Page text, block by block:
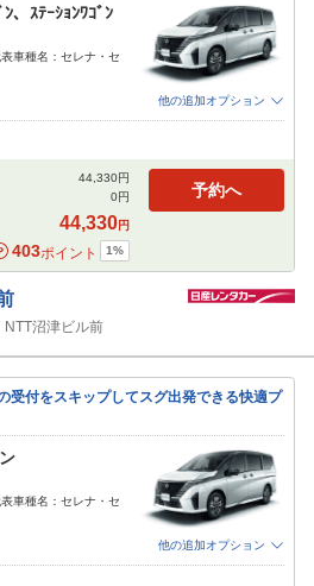
、ｽﾃｰｼｮﾝﾜｺﾞﾝ
車種名：セレナ・セ
他の追加オプション
44,330円
0円
44,330円
403ポイント 1%
予約へ
沼津ビル前
付をスキップしてスグ出発できる快適プ
車種名：セレナ・セ
他の追加オプション